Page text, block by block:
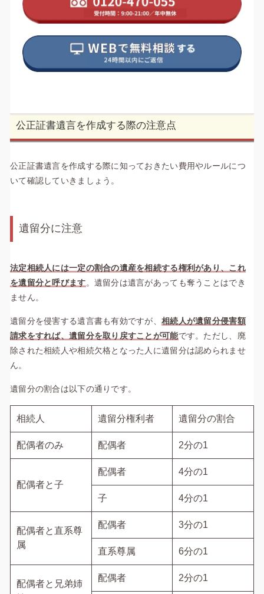
公正証書遺言を作成する際の注意点
公正証書遺言を作成する際に知っておきたい費用やルールにつ
いて確認していきましょう。
遺留分に注意
法定相続人には一定の割合の遺産を相続する権利があり、これ
を遺留分と呼びます。 遺留分は遺言があっても奪うことはでき
ません。
遺留分を侵害する遺言書も有効ですが、相続人が遺留分侵害額
請求をすれば、遺留分を取り戻すことが可能です。 ただし、廃
除された相続人や相続欠格となった人に遺留分は認められませ
ん。
遺留分の割合は以下の通りです。
相続人 遺留分権利者 遺留分の割合
配偶者のみ 配偶者 2分の1
配偶者と子
配偶者 4分の1
子 4分の1
配偶者と直系尊
属
配偶者 3分の1
直系尊属 6分の1
配偶者と兄弟姉
配偶者 2分の1